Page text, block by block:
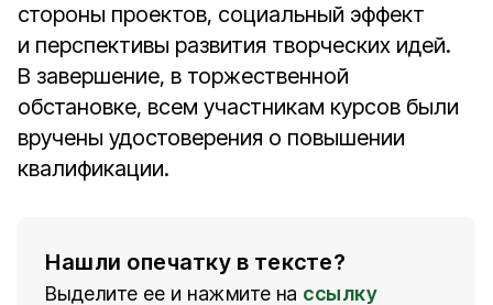
стороны проектов, социальный эффект
и перспективы развития творческих идей.
В завершение, в торжественной
обстановке, всем участникам курсов были
вручены удостоверения о повышении
квалификации.
Нашли опечатку в тексте?
Выделите ее и нажмите на ссылку